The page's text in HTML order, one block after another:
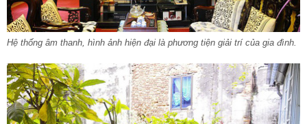
Hệ thống âm thanh, hình ảnh hiện đại là phương tiện giải trí của gia đình.